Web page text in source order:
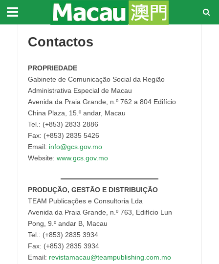
Contactos
PROPRIEDADE
Gabinete de Comunicação Social da Região
Administrativa Especial de Macau
Avenida da Praia Grande, n.º 762 a 804 Edifício
China Plaza, 15.º andar, Macau
Tel.: (+853) 2833 2886
Fax: (+853) 2835 5426
Email: info@gcs.gov.mo
Website: www.gcs.gov.mo
PRODUÇÃO, GESTÃO E DISTRIBUIÇÃO
TEAM Publicações e Consultoria Lda
Avenida da Praia Grande, n.º 763, Edifício Lun
Pong, 9.º andar B, Macau
Tel.: (+853) 2835 3934
Fax: (+853) 2835 3934
Email: revistamacau@teampublishing.com.mo